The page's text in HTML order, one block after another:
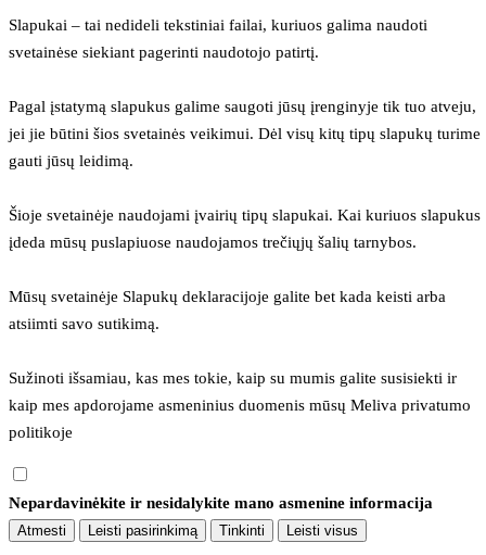
Slapukai – tai nedideli tekstiniai failai, kuriuos galima naudoti
svetainėse siekiant pagerinti naudotojo patirtį.
Pagal įstatymą slapukus galime saugoti jūsų įrenginyje tik tuo atveju,
jei jie būtini šios svetainės veikimui. Dėl visų kitų tipų slapukų turime
gauti jūsų leidimą.
Šioje svetainėje naudojami įvairių tipų slapukai. Kai kuriuos slapukus
įdeda mūsų puslapiuose naudojamos trečiųjų šalių tarnybos.
Mūsų svetainėje Slapukų deklaracijoje galite bet kada keisti arba
atsiimti savo sutikimą.
Sužinoti išsamiau, kas mes tokie, kaip su mumis galite susisiekti ir
kaip mes apdorojame asmeninius duomenis mūsų Meliva privatumo
politikoje
Nepardavinėkite ir nesidalykite mano asmenine informacija
Atmesti Leisti pasirinkimą Tinkinti Leisti visus